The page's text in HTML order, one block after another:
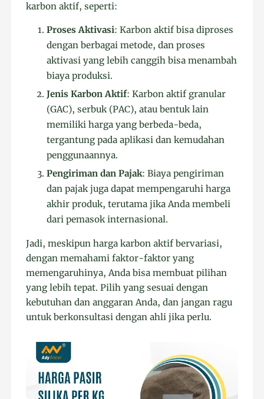
karbon aktif, seperti:
Proses Aktivasi: Karbon aktif bisa diproses
dengan berbagai metode, dan proses
aktivasi yang lebih canggih bisa menambah
biaya produksi.
Jenis Karbon Aktif: Karbon aktif granular
(GAC), serbuk (PAC), atau bentuk lain
memiliki harga yang berbeda-beda,
tergantung pada aplikasi dan kemudahan
penggunaannya.
Pengiriman dan Pajak: Biaya pengiriman
dan pajak juga dapat mempengaruhi harga
akhir produk, terutama jika Anda membeli
dari pemasok internasional.
Jadi, meskipun harga karbon aktif bervariasi,
dengan memahami faktor-faktor yang
memengaruhinya, Anda bisa membuat pilihan
yang lebih tepat. Pilih yang sesuai dengan
kebutuhan dan anggaran Anda, dan jangan ragu
untuk berkonsultasi dengan ahli jika perlu.